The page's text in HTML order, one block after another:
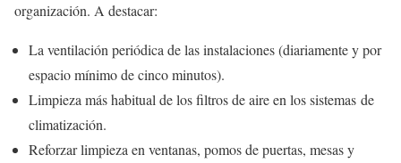
organización. A destacar:
La ventilación periódica de las instalaciones (diariamente y por
espacio mínimo de cinco minutos).
Limpieza más habitual de los filtros de aire en los sistemas de
climatización.
Reforzar limpieza en ventanas, pomos de puertas, mesas y